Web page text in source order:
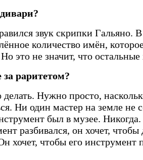
звук скрипки Гальяно.
количество имён,
это не значит, что
раритетом?
Нужно просто,
Ни один мастер на земле не
был в музее.
разбивался, он хочет, чтобы
хочет, чтобы его инструмент